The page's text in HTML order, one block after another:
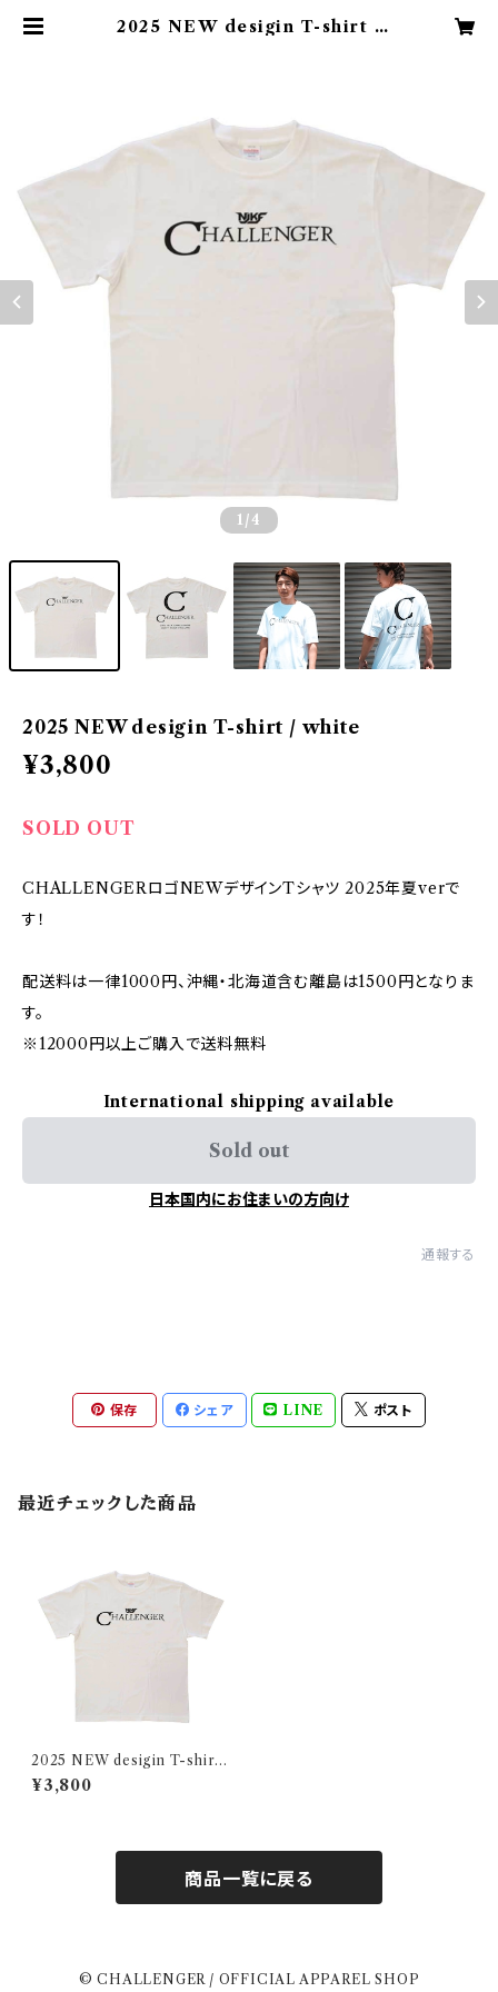
2025 NEW desigin T-shirt /
1 /4
2025 NEW desigin T-shirt / white
¥3,800
SOLD OUT
CHALLENGERロゴNEWデザインTシャツ 2025年夏verで
す！
配送料は一律1000円、沖縄・北海道含む離島は1500円となりま
す。
※12000円以上ご購入で送料無料
International shipping available
Sold out
日本国内にお住まいの方向け
通報する
保存 シェア LINE ポスト
最近チェックした商品
2025 NEW desigin T-shirt
/ white
¥3,800
商品一覧に戻る
© CHALLENGER / OFFICIAL APPAREL SHOP